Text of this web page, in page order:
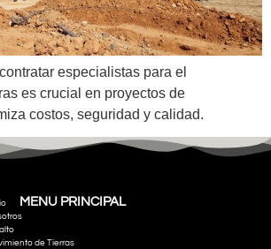
especialistas para el
es crucial en proyectos de
costos, seguridad y calidad.
MENU PRINCIPAL
de Tierras